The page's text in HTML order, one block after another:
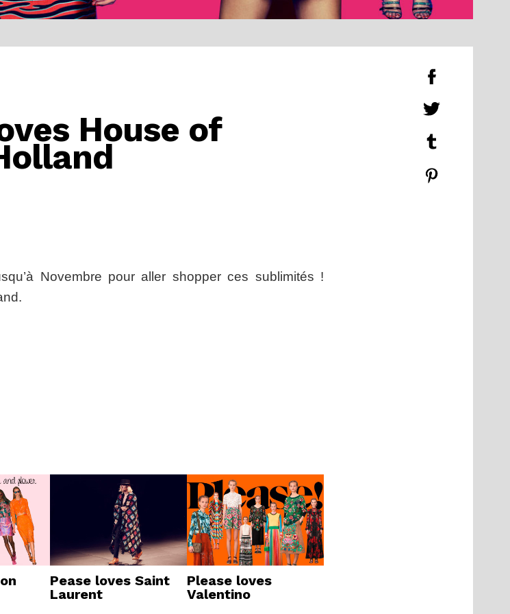
House of
Novembre pour aller shopper ces sublimités !
Pease loves Saint
Laurent
Please loves
Valentino